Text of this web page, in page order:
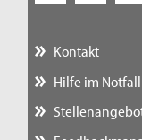
Kontakt
Hilfe im Notfall